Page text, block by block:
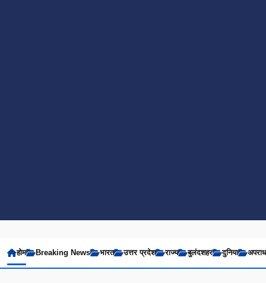
होम Breaking News भारत उत्तर प्रदेश राज्य बुलंदशहर दुनिया अपराध